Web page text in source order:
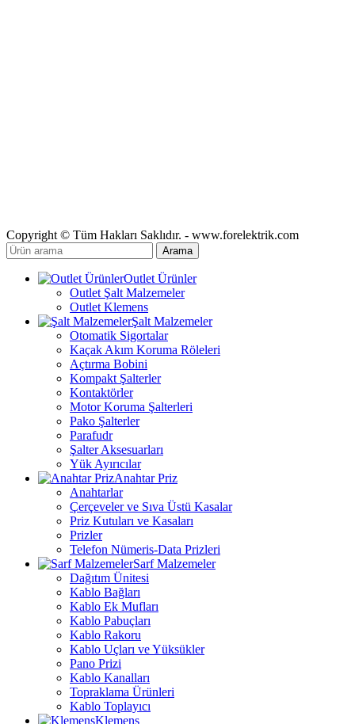
Copyright © Tüm Hakları Saklıdır. - www.forelektrik.com
Arama
Outlet Ürünler
Outlet Şalt Malzemeler
Outlet Klemens
Şalt Malzemeler
Otomatik Sigortalar
Kaçak Akım Koruma Röleleri
Açtırma Bobini
Kompakt Şalterler
Kontaktörler
Motor Koruma Şalterleri
Pako Şalterler
Parafudr
Şalter Aksesuarları
Yük Ayırıcılar
Anahtar Priz
Anahtarlar
Çerçeveler ve Sıva Üstü Kasalar
Priz Kutuları ve Kasaları
Prizler
Telefon Nümeris-Data Prizleri
Sarf Malzemeler
Dağıtım Ünitesi
Kablo Bağları
Kablo Ek Mufları
Kablo Pabuçları
Kablo Rakoru
Kablo Uçları ve Yüksükler
Pano Prizi
Kablo Kanalları
Topraklama Ürünleri
Kablo Toplayıcı
Klemens